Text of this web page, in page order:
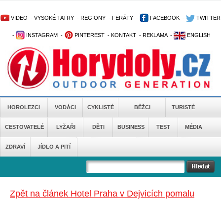
VIDEO - VYSOKÉ TATRY - REGIONY - FERÁTY - FACEBOOK - TWITTER
- INSTAGRAM - PINTEREST - KONTAKT - REKLAMA - ENGLISH
HOROLEZCI VODÁCI CYKLISTÉ BĚŽCI TURISTÉ
CESTOVATELÉ LYŽAŘI DĚTI BUSINESS TEST MÉDIA
ZDRAVÍ JÍDLO A PITÍ
Zpět na článek Hotel Praha v Dejvicích pomalu